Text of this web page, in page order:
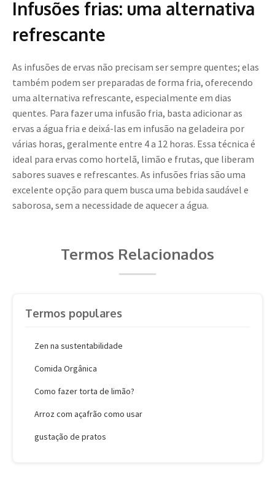
Infusões frias: uma alternativa
refrescante
As infusões de ervas não precisam ser sempre quentes; elas
também podem ser preparadas de forma fria, oferecendo
uma alternativa refrescante, especialmente em dias
quentes. Para fazer uma infusão fria, basta adicionar as
ervas a água fria e deixá-las em infusão na geladeira por
várias horas, geralmente entre 4 a 12 horas. Essa técnica é
ideal para ervas como hortelã, limão e frutas, que liberam
sabores suaves e refrescantes. As infusões frias são uma
excelente opção para quem busca uma bebida saudável e
saborosa, sem a necessidade de aquecer a água.
Termos Relacionados
Termos populares
Zen na sustentabilidade
Comida Orgânica
Como fazer torta de limão?
Arroz com açafrão como usar
gustação de pratos